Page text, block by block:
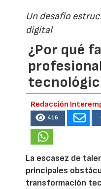
Un desafío
digital
¿Por qué
Redacción
416
La escasez de
principales
transformación